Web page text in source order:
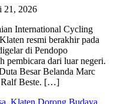
21, 2026
International Cycling
resmi berakhir pada
di Pendopo
pembicara dari luar negeri.
Besar Belanda Marc
Ralf Beste. […]